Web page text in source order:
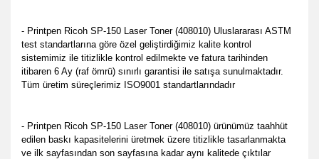
- Printpen Ricoh SP-150 Laser Toner (408010) Uluslararası ASTM
test standartlarına göre özel geliştirdiğimiz kalite kontrol
sistemimiz ile titizlikle kontrol edilmekte ve fatura tarihinden
itibaren 6 Ay (raf ömrü) sınırlı garantisi ile satışa sunulmaktadır.
Tüm üretim süreçlerimiz ISO9001 standartlarındadır
- Printpen Ricoh SP-150 Laser Toner (408010) ürünümüz taahhüt
edilen baskı kapasitelerini üretmek üzere titizlikle tasarlanmakta
ve ilk sayfasından son sayfasına kadar aynı kalitede çıktılar